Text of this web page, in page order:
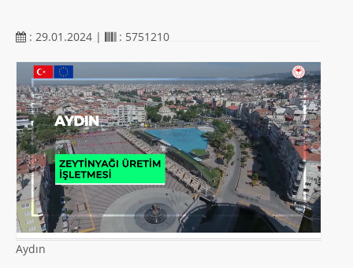
: 29.01.2024 | : 5751210
Aydın